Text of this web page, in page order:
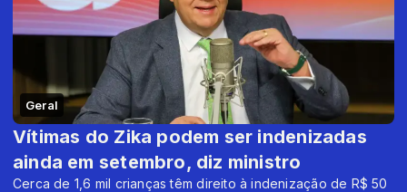
Geral
Vítimas do Zika podem ser indenizadas
ainda em setembro, diz ministro
Cerca de 1,6 mil crianças têm direito à indenização de R$ 50